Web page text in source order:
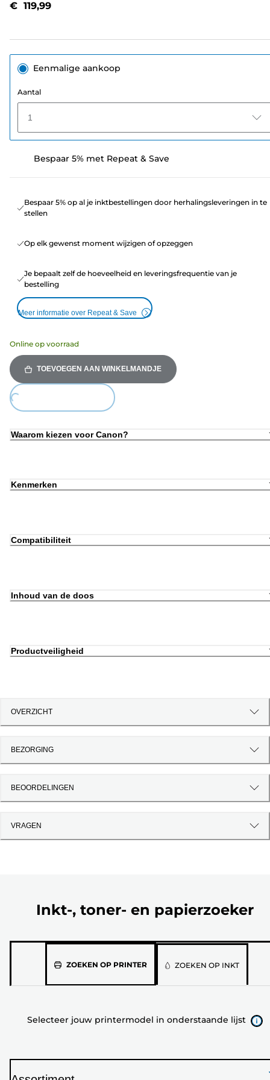
€ 119,99
Eenmalige aankoop
Aantal
1
Bespaar 5% met Repeat & Save
Bespaar 5% op al je inktbestellingen door herhalingsleveringen in te
stellen
Op elk gewenst moment wijzigen of opzeggen
Je bepaalt zelf de hoeveelheid en leveringsfrequentie van je
bestelling
Meer informatie over Repeat & Save
Online op voorraad
TOEVOEGEN AAN WINKELMANDJE
Loading...
Waarom kiezen voor Canon?
Kenmerken
Compatibiliteit
Inhoud van de doos
Productveiligheid
OVERZICHT
BEZORGING
BEOORDELINGEN
VRAGEN
Inkt-, toner- en papierzoeker
ZOEKEN OP PRINTERSelecteer
onderstaande
ZOEKEN OP INKT
Selecteer jouw printermodel in onderstaande lijst